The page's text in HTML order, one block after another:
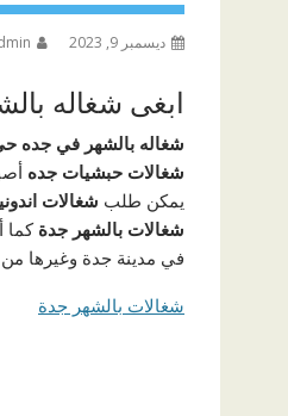
ديسمبر 9, 2023
ابغى شغاله
شغاله بالشهر في جده
شغالات حبشيات جده
يمكن طلب شغالات
شغالات بالشهر جدة كما
في مدينة جدة وغيرها
شغالات بالشهر جدة